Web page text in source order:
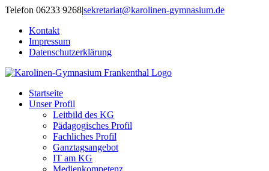
Zum
springen
Telefon 06233 9268|sekretariat@karolinen-gymnasium.de
Kontakt
Impressum
Datenschutzerklärung
Startseite
Unser Profil
Leitbild des KG
Pädagogisches Profil
Fachliches Profil
Ganztagsangebot
IT am KG
Medienkompetenz